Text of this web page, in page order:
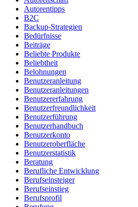
Autorentipps
B2C
Backup-Strategien
Bedürfnisse
Beiträge
Beliebte Produkte
Beliebtheit
Belohnungen
Benutzeranleitung
Benutzeranleitungen
Benutzererfahrung
Benutzerfreundlichkeit
Benutzerführung
Benutzerhandbuch
Benutzerkonto
Benutzeroberfläche
Benutzerstatistik
Beratung
Berufliche Entwicklung
Berufseinsteiger
Berufseinstieg
Berufsprofil